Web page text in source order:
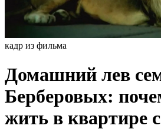
кадр из фильма
Домашний лев
Берберовых:
жить в квартире